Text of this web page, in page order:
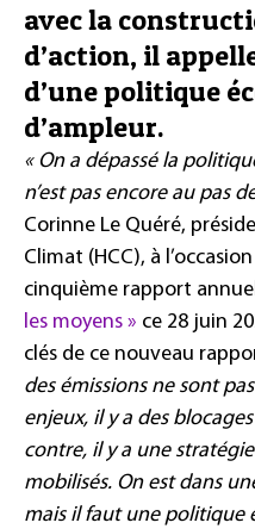
avec la
d’action, il
d’une politique
d’ampleur.
« On a dépassé la
n’est pas encore au pas
Corinne Le Quéré,
Climat (HCC), à
cinquième rapport
les moyens » ce 28 juin
clés de ce nouveau
des émissions ne sont
enjeux, il y a des
contre, il y a une
mobilisés. On est dans
mais il faut une politique